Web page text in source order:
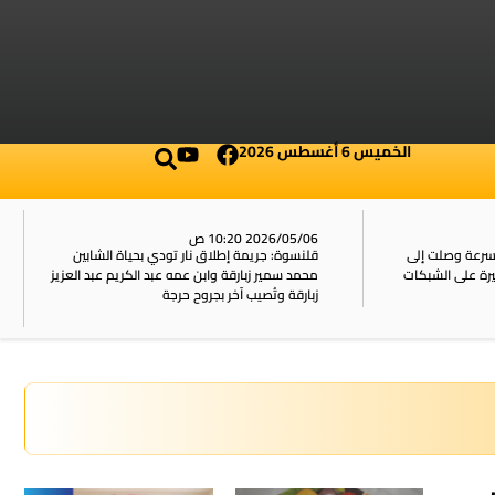
الخميس 6 أغسطس 2026
وصلت إلى
2026/05/06 10:20 ص
قلنسوة: جريمة إطلاق نار تودي بحياة الشابين
محمد سمير زبارقة وابن عمه عبد الكريم عبد العزيز
زبارقة وتُصيب آخر بجروح حرجة